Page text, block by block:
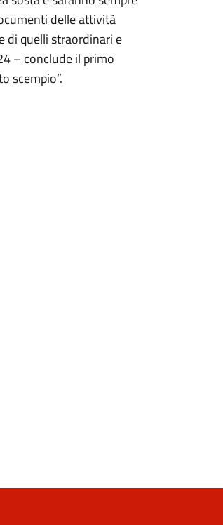
delle attività
di quelli straordinari e
– conclude il primo
scempio”.